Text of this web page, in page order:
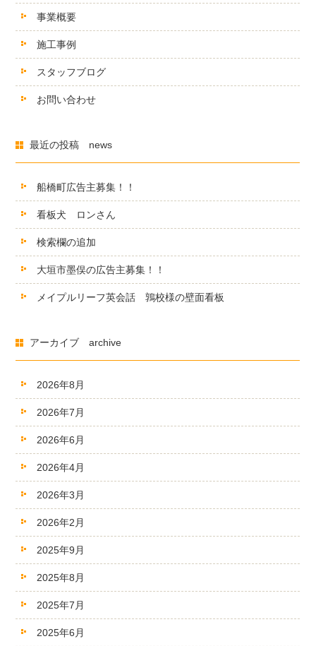
事業概要
施工事例
スタッフブログ
お問い合わせ
最近の投稿 news
船橋町広告主募集！！
看板犬 ロンさん
検索欄の追加
大垣市墨俣の広告主募集！！
メイプルリーフ英会話 鶉校様の壁面看板
アーカイブ archive
2026年8月
2026年7月
2026年6月
2026年4月
2026年3月
2026年2月
2025年9月
2025年8月
2025年7月
2025年6月